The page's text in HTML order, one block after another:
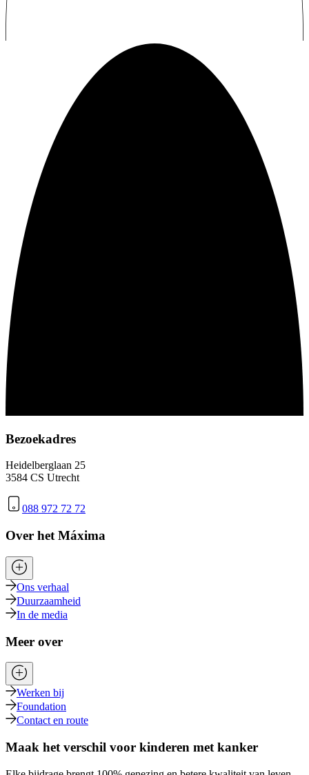
Bezoekadres
Heidelberglaan 25
3584 CS Utrecht
088 972 72 72
Over het Máxima
Ons verhaal
Duurzaamheid
In de media
Meer over
Werken bij
Foundation
Contact en route
Maak het verschil voor kinderen met kanker